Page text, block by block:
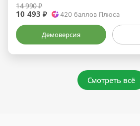
14 990 ₽
10 493 ₽ 420баллов Плюса
Демоверсия
Смотреть всё